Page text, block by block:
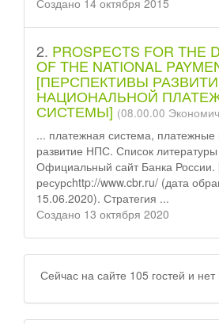
Создано 14 октября 2015
2. PROSPECTS FOR THE
OF THE NATIONAL
[ПЕРСПЕКТИВЫ
НАЦИОНАЛЬНОЙ
СИСТЕМЫ] (08.00.00
... платежная система, платежные
развитие НПС. Список
Официальный сайт Банка России.
ресурсhttp://www.cbr.ru/ (дата
15.06.2020). Стратегия ...
Создано 13 октября 2020
Сейчас на сайте 105 гостей и нет